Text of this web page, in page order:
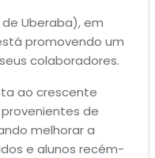
Uberaba), em
promovendo um
colaboradores.
ao crescente
de
melhorar a
e alunos recém-